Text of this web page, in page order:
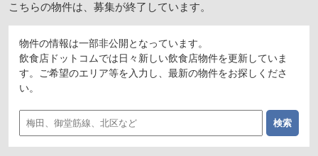
こちらの物件は、募集が終了しています。
物件の情報は一部非公開となっています。
飲食店ドットコムでは日々新しい飲食店物件を更新していま
す。ご希望のエリア等を入力し、最新の物件をお探しくださ
い。